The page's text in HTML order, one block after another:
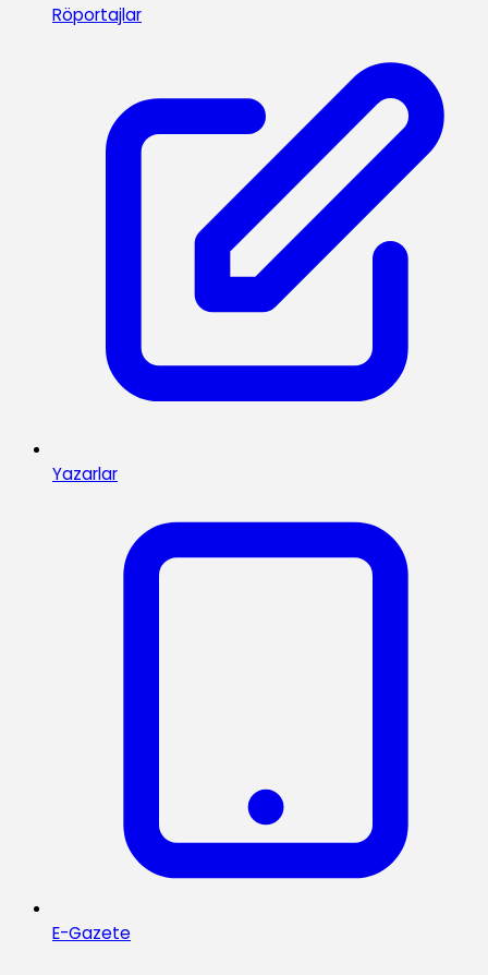
Röportajlar
Yazarlar
E-Gazete